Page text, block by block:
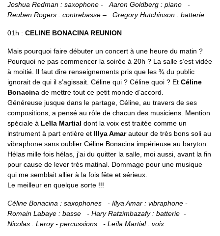
Joshua Redman : saxophone - Aaron Goldberg : piano -
Reuben Rogers : contrebasse – Gregory Hutchinson : batterie
01h : CELINE BONACINA REUNION
Mais pourquoi faire débuter un concert à une heure du matin ?
Pourquoi ne pas commencer la soirée à 20h ? La salle s’est vidée
à moitié. Il faut dire renseignements pris que les ¾ du public
ignorait de qui il s’agissait. Céline qui ? Céline quoi ? Et Céline
Bonacina de mettre tout ce petit monde d’accord.
Généreuse jusque dans le partage, Céline, au travers de ses
compositions, a pensé au rôle de chacun des musiciens. Mention
spéciale à Leïla Martial dont la voix est traitée comme un
instrument à part entière et Illya Amarauteur de très bons soli au
vibraphone sans oublier Céline Bonacina impérieuse au baryton.
Hélas mille fois hélas, j’ai du quitter la salle, moi aussi, avant la fin
pour cause de lever très matinal. Dommage pour une musique
qui me semblait allier à la fois fête et sérieux.
Le meilleur en quelque sorte !!!
Céline Bonacina : saxophones - Illya Amar : vibraphone -
Romain Labaye : basse - Hary Ratzimbazafy : batterie -
Nicolas : Leroy - percussions - Leïla Martial : voix